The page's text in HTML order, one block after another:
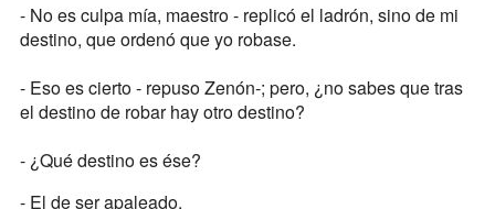
- No es culpa mía, maestro - replicó el ladrón, sino de mi
destino, que ordenó que yo robase.
- Eso es cierto - repuso Zenón-; pero, ¿no sabes que tras
el destino de robar hay otro destino?
- ¿Qué destino es ése?
- El de ser apaleado.